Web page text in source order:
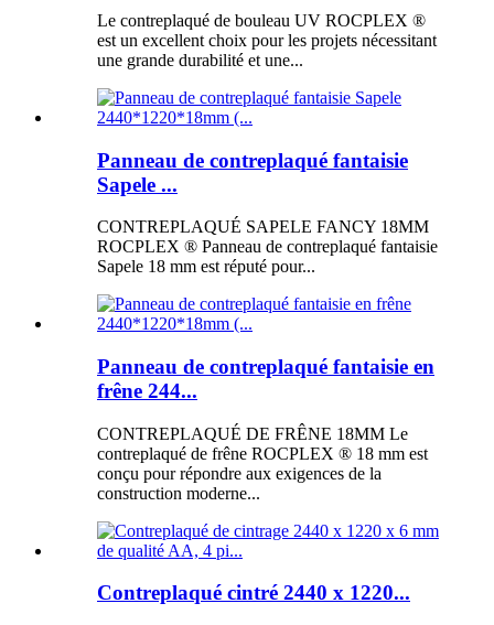
Le contreplaqué de bouleau UV ROCPLEX ®
est un excellent choix pour les projets nécessitant
une grande durabilité et une...
Panneau de contreplaqué fantaisie
Sapele ...
CONTREPLAQUÉ SAPELE FANCY 18MM
ROCPLEX ® Panneau de contreplaqué fantaisie
Sapele 18 mm est réputé pour...
Panneau de contreplaqué fantaisie en
frêne 244...
CONTREPLAQUÉ DE FRÊNE 18MM Le
contreplaqué de frêne ROCPLEX ® 18 mm est
conçu pour répondre aux exigences de la
construction moderne...
Contreplaqué cintré 2440 x 1220...